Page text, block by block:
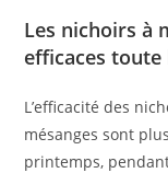
Les nichoirs à
efficaces toute
L’efficacité des
mésanges sont
printemps,